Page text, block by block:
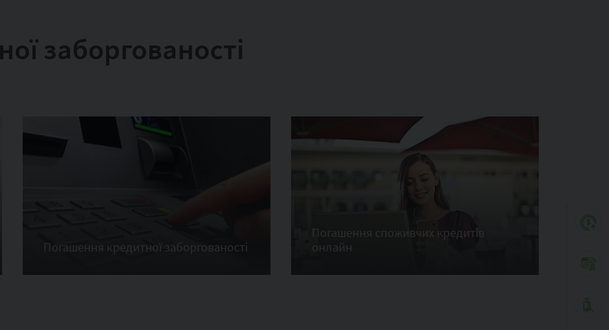
заборгованості
Погашення кредитної заборгованості
Погашення споживчих кредитів
онлайн